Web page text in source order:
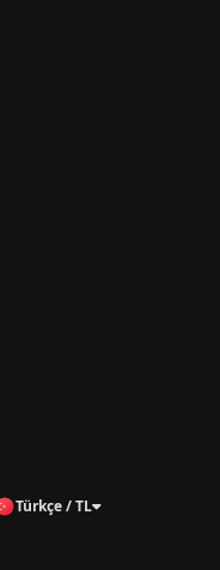
Türkçe / TL